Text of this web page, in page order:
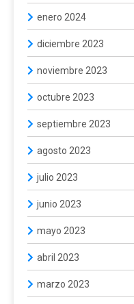
enero 2024
diciembre 2023
noviembre 2023
octubre 2023
septiembre 2023
agosto 2023
julio 2023
junio 2023
mayo 2023
abril 2023
marzo 2023